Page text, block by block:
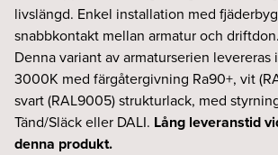
livslängd. Enkel installation med
snabbkontakt mellan armatur och driftdon.
Denna variant av armaturserien
3000K med färgåtergivning Ra90+, vit
svart (RAL9005) strukturlack, med
Tänd/Släck eller DALI. Lång leveranstid
denna produkt.